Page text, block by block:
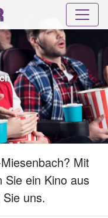
Mit
Sie ein Kino aus
uns.